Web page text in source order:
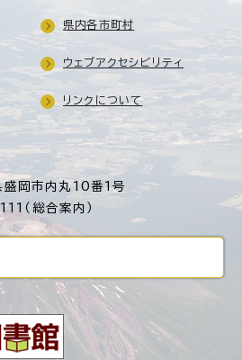
岡市内丸10番1号
（総合案内）
県内各市町村
ウェブアクセシビリティ
リンクについて